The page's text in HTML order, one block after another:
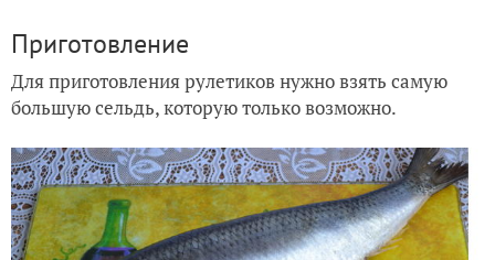
Приготовление
Для приготовления рулетиков нужно взять самую
большую сельдь, которую только возможно.